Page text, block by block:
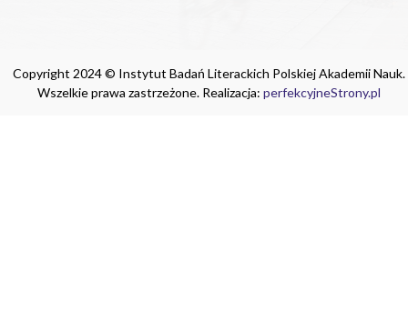
Copyright 2024 © Instytut Badań Literackich Polskiej Akademii Nauk.
Wszelkie prawa zastrzeżone. Realizacja: perfekcyjneStrony.pl